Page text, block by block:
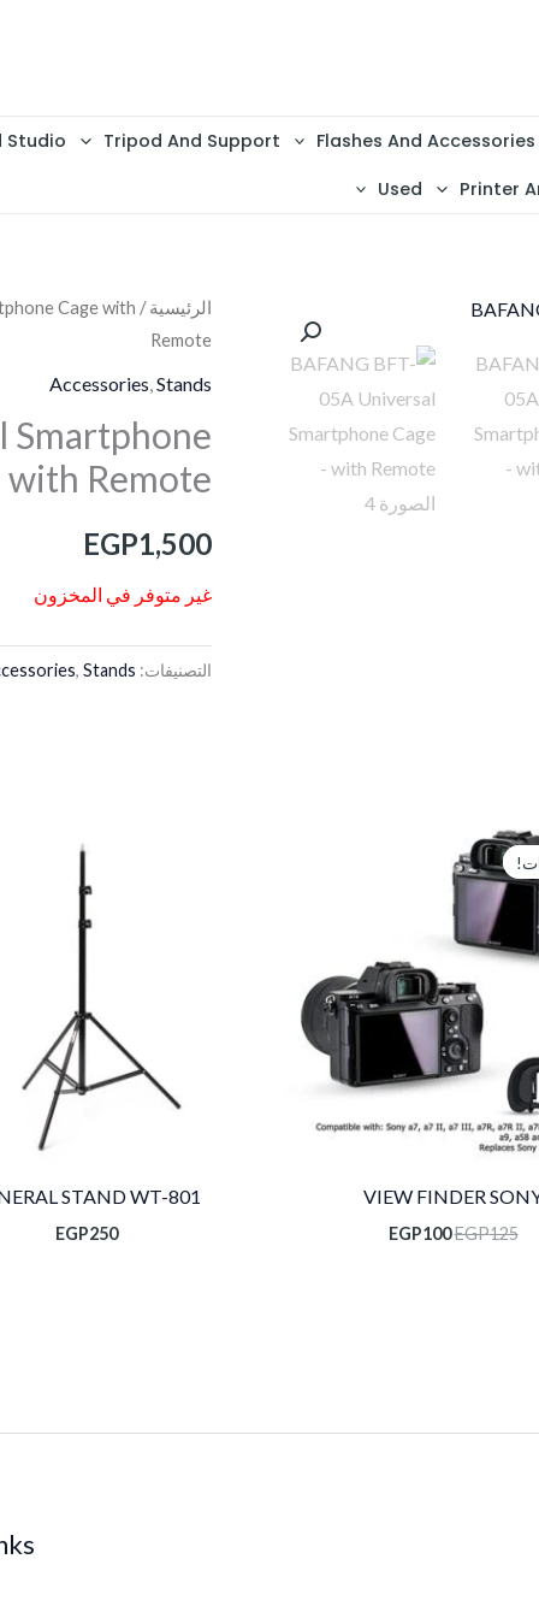
Flashes And Accessories
Tripod And Support
Studio
Printer
Used
الرئيسية/
Cage with
Remote
Accessories Stands
Smartphone
with Remote
EGP1,500
غير متوفر في المخزون
التصنيفات: , Stands
VIEW FINDER
EGP125
هو:
EGP100
STAND WT-801
EGP250